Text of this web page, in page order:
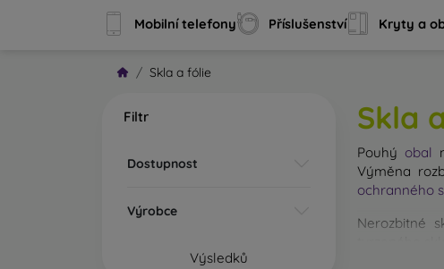
Mobilní telefony Příslušenství Kryty a
Skla a fólie
Filtr
Dostupnost
Výrobce
Výsledků
Skla
Pouhý obal
Výměna
ochranného
Nerozbitné
Na trhu